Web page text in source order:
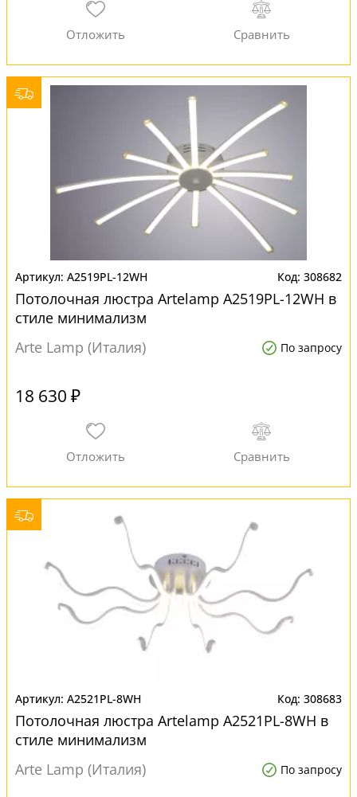
A2519PL-12WH 308682
Потолочная люстра Artelamp A2519PL-12WH в
стиле минимализм
Arte Lamp (Италия)
По запросу
18 630 ₽
A2521PL-8WH 308683
Потолочная люстра Artelamp A2521PL-8WH в
стиле минимализм
Arte Lamp (Италия)
По запросу